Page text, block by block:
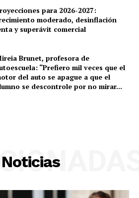
para 2026-2027:
moderado, desinflación
y superávit comercial
Brunet, profesora de
“Prefiero mil veces que el
del auto se apague a que el
se descontrole por no mirar...
Noticias